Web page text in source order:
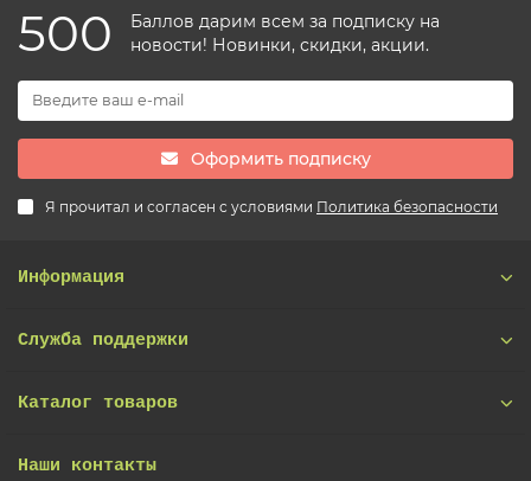
500
Баллов дарим всем за подписку на
новости! Новинки, скидки, акции.
Оформить подписку
Я прочитал и согласен с условиями Политика безопасности
Информация
Служба поддержки
Каталог товаров
Наши контакты